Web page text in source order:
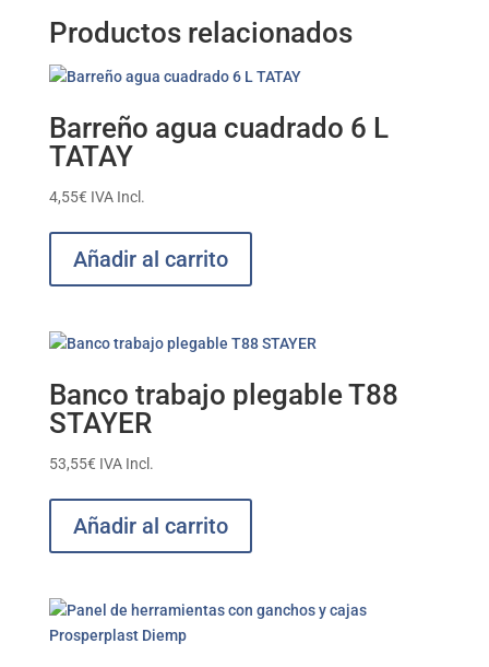
Productos relacionados
Barreño agua cuadrado 6 L
TATAY
4,55€ IVA Incl.
Añadir al carrito
Banco trabajo plegable T88
STAYER
53,55€ IVA Incl.
Añadir al carrito